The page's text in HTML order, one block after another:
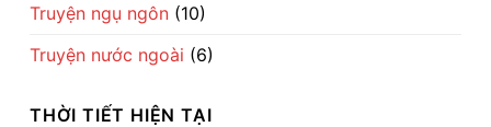
Truyện ngụ ngôn (10)
Truyện nước ngoài (6)
THỜI TIẾT HIỆN TẠI